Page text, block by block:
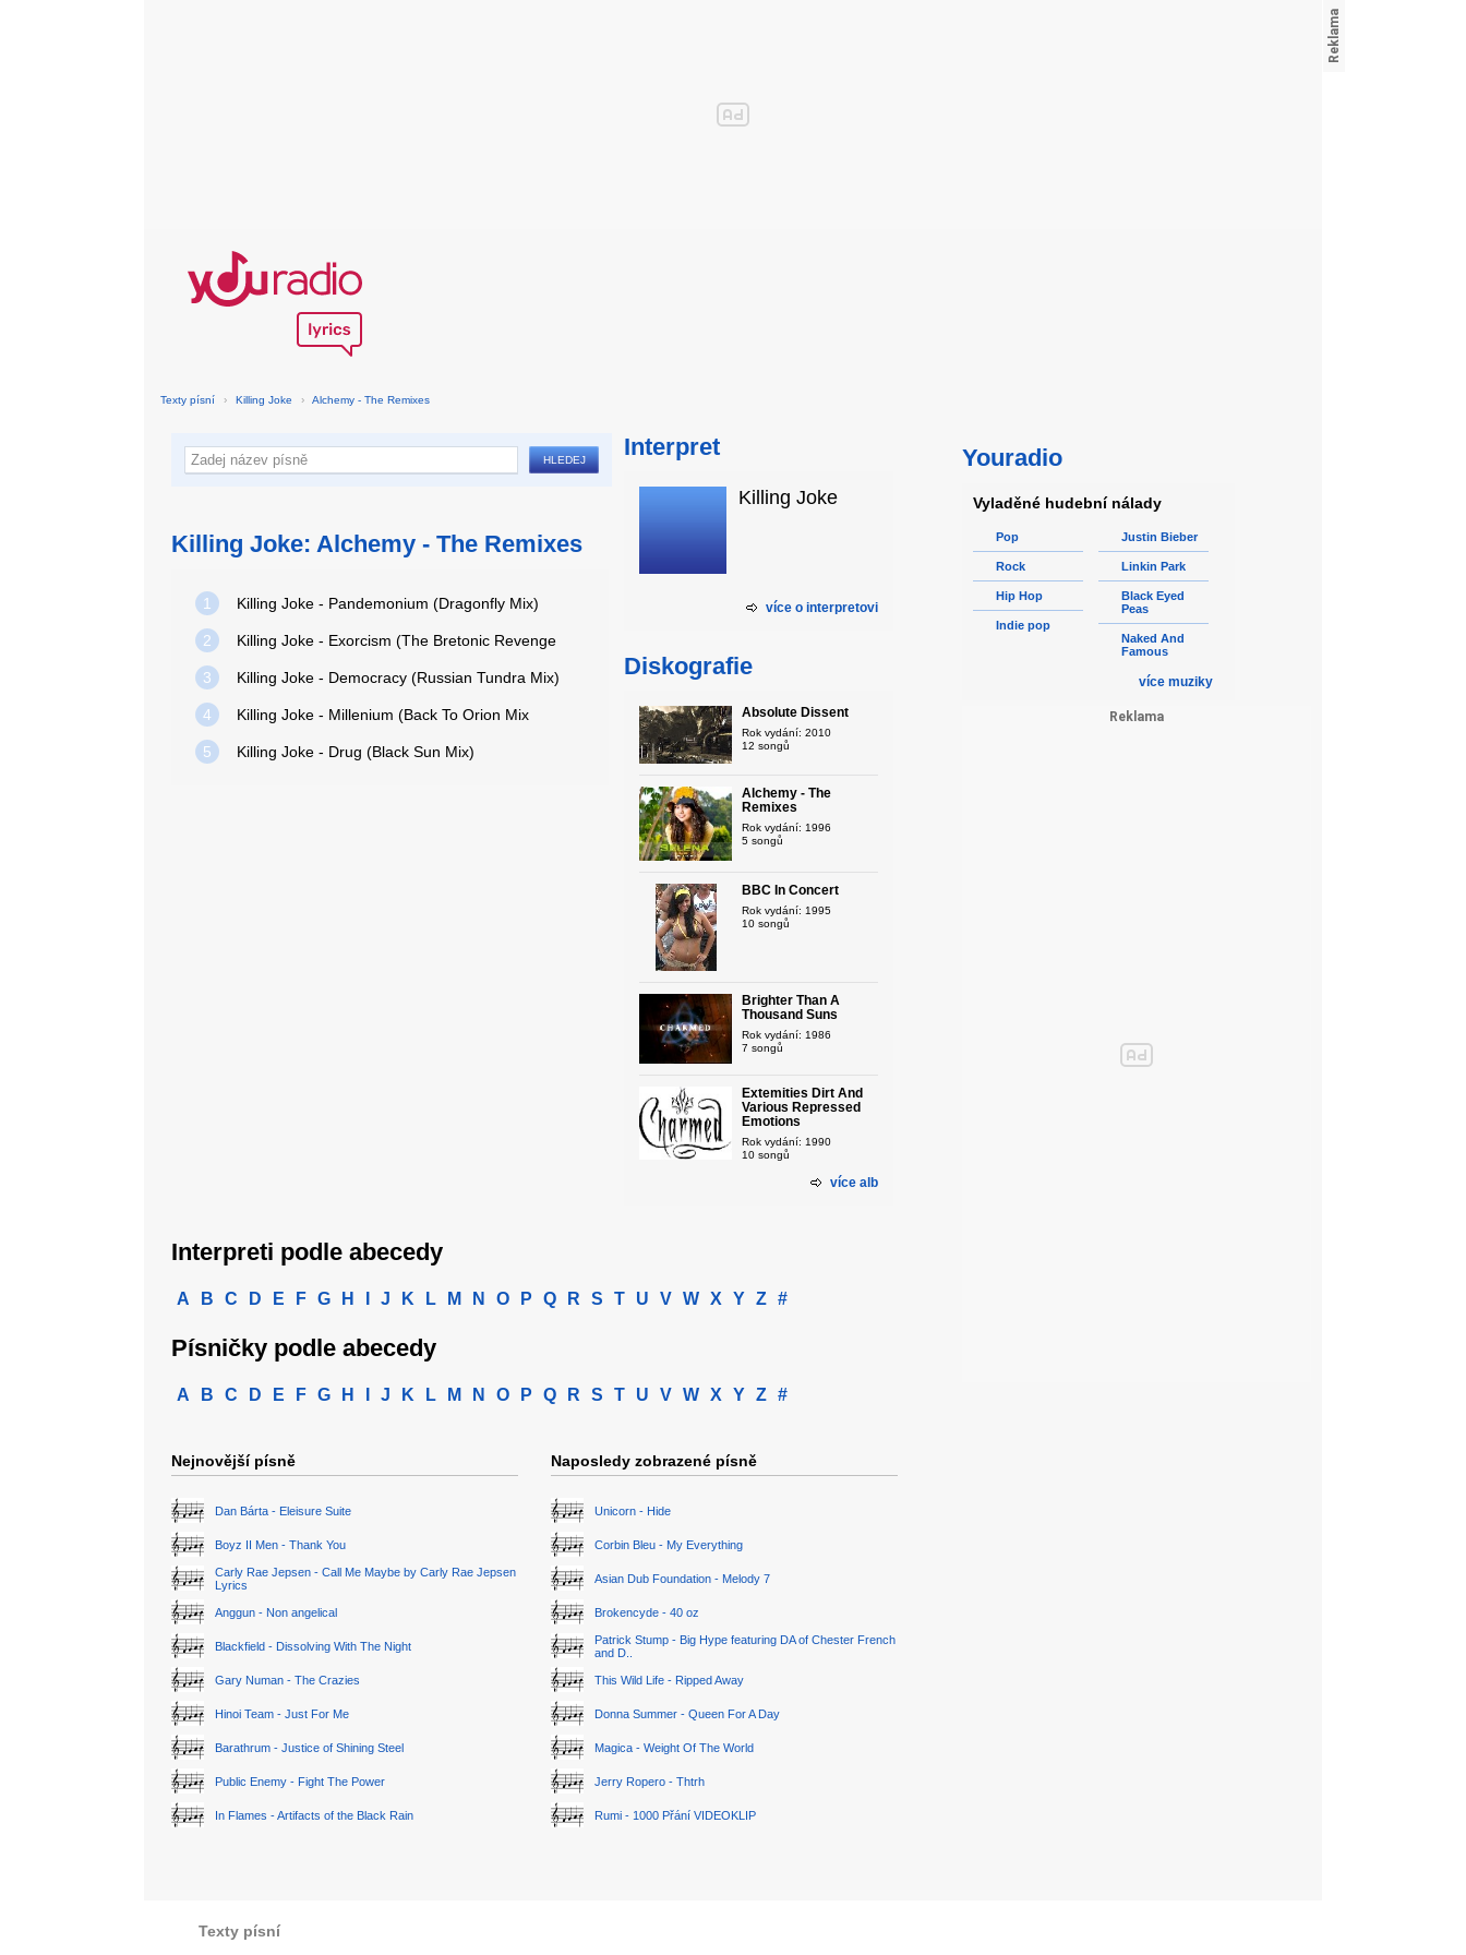
Texty písní › Killing Joke › Alchemy - The Remixes
Killing Joke: Alchemy - The Remixes
1 Killing Joke - Pandemonium (Dragonfly Mix)
2 Killing Joke - Exorcism (The Bretonic Revenge
3 Killing Joke - Democracy (Russian Tundra Mix)
4 Killing Joke - Millenium (Back To Orion Mix
5 Killing Joke - Drug (Black Sun Mix)
Interpret
Killing Joke
více o interpretovi
Diskografie
Absolute Dissent
Rok vydání: 2010
12 songů
Alchemy - The
Remixes
Rok vydání: 1996
5 songů
BBC In Concert
Rok vydání: 1995
10 songů
Brighter Than A
Thousand Suns
Rok vydání: 1986
7 songů
Extemities Dirt And
Various Repressed
Emotions
Rok vydání: 1990
10 songů
více alb
Interpreti podle abecedy
A B C D E F G H J K L M N O P Q R S T U V W X Y Z #
Písničky podle abecedy
A B C D E F G H J K L M N O P Q R S T U V W X Y Z #
Nejnovější písně
Dan Bárta - Eleisure Suite
Boyz II Men - Thank You
Carly Rae Jepsen - Call Me Maybe by Carly Rae Jepsen
Lyrics
Anggun - Non angelical
Blackfield - Dissolving With The Night
Gary Numan - The Crazies
Hinoi Team - Just For Me
Barathrum - Justice of Shining Steel
Public Enemy - Fight The Power
In Flames - Artifacts of the Black Rain
Naposledy zobrazené písně
Unicorn - Hide
Corbin Bleu - My Everything
Asian Dub Foundation - Melody 7
Brokencyde - 40 oz
Patrick Stump - Big Hype featuring DA of Chester French
and D..
This Wild Life - Ripped Away
Donna Summer - Queen For A Day
Magica - Weight Of The World
Jerry Ropero - Thtrh
Rumi - 1000 Přání VIDEOKLIP
Youradio
Vyladěné hudební nálady
Pop
Rock
Hip Hop
Indie pop
Justin Bieber
Linkin Park
Black Eyed
Peas
Naked And
Famous
více muziky
Texty písní